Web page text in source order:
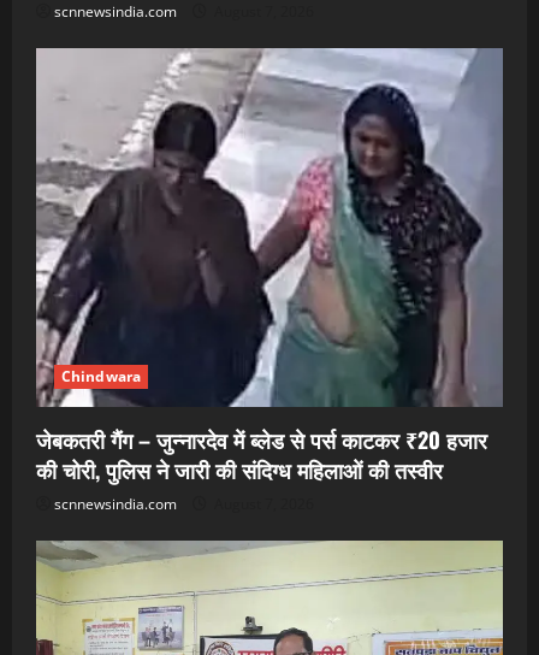
scnnewsindia.com
Chindwara
जेबकतरी गैंग – जुन्नारदेव में ब्लेड से पर्स काटकर ₹20 हजार
की चोरी, पुलिस ने जारी की संदिग्ध महिलाओं की तस्वीर
scnnewsindia.com